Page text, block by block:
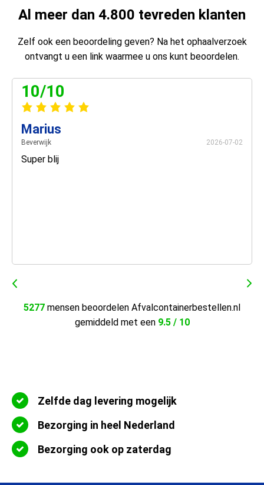
Al meer dan 4.800 tevreden klanten
Zelf ook een beoordeling geven? Na het ophaalverzoek
ontvangt u een link waarmee u ons kunt beoordelen.
10/10
Marius
Beverwijk 2026-07-02
Super blij
5277 mensen beoordelen Afvalcontainerbestellen.nl
gemiddeld met een 9.5 / 10
Zelfde dag levering mogelijk
Bezorging in heel Nederland
Bezorging ook op zaterdag